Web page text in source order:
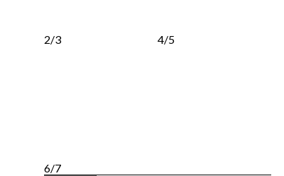
2/3 4/5
6/7